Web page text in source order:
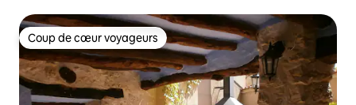
Coup de cœur voyageurs
Coup de cœur voyageurs